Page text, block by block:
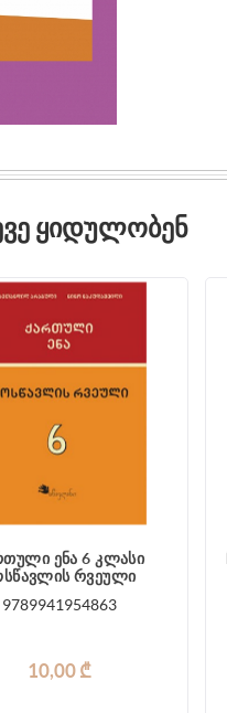
ᲧᲘᲓᲣᲚᲝᲑᲔᲜ
ენა 6 კლასი
რვეული
9789941954863
10,00 ₾